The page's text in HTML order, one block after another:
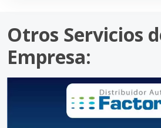
Otros Servicios
Empresa: